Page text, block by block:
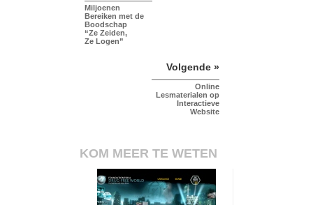
Miljoenen
Bereiken met de
Boodschap
“Ze Zeiden,
Ze Logen”
Volgende »
Online
Lesmaterialen op
Interactieve
Website
KOM MEER TE WETEN